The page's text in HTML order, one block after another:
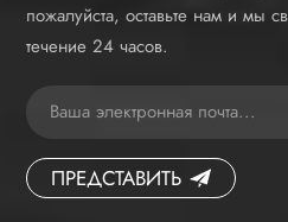
пожалуйста, оставьте нам и мы
течение 24 часов.
ПРЕДСТАВИТЬ